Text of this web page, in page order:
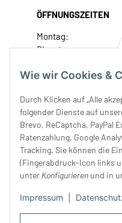
Wie wir Cookies &
Durch Klicken auf „Alle
folgender Dienste auf
Brevo, ReCaptcha, PayPal
Ratenzahlung, Google
Tracking. Sie können die
(Fingerabdruck-Icon links
unter Konfigurieren und in
Impressum
ÖFFNUNGSZEITEN
Montag:
Dienstag:
Donnerstag:
Samstag:
Unser Service
Rechtliches